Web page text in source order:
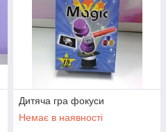
Дитяча гра фокуси
Немає в наявності